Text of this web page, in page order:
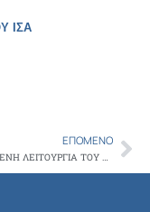
ΙΣΑ
ΕΠΌΜΕΝΟ
ΕΠΙΤΥΧΗΜΕΝΗ ΛΕΙΤΟΥΡΓΙΑ ΤΟΥ ΗΛΕΚΤΡΟΝΙΚΟΥ ΣΥΣΤΗΜΑΤΟΣ – ΜΗΤΡΩΟΥ ΤΟΥ ΤΑΜΕΙΟΥ ΕΠΑΓΓΕΛΜΑΤΙΚΗΣ ΑΣΦΑΛΙΣΗΣ ΤΟΥ ΙΣΑ